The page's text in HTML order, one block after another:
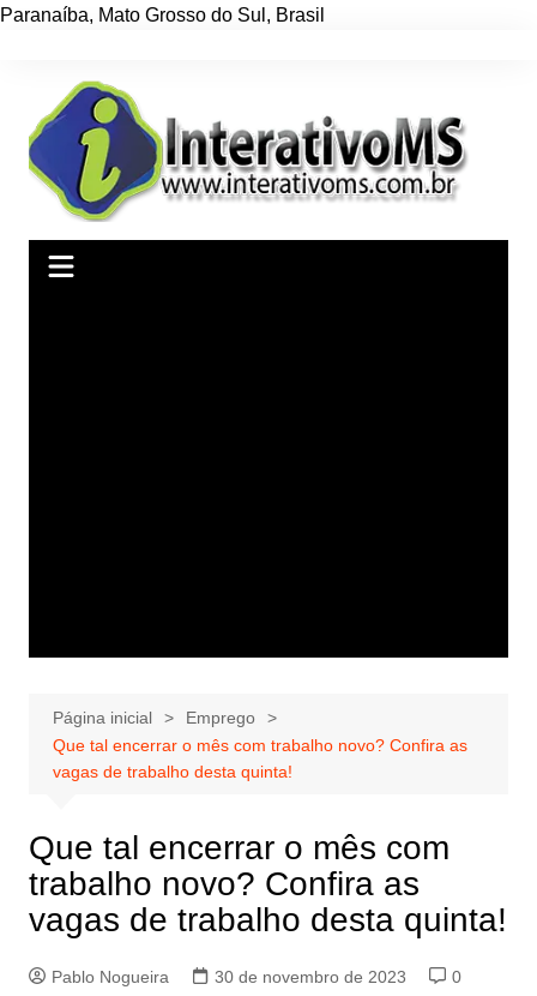
Paranaíba, Mato Grosso do Sul , Brasil
conteúdo
Página inicial
Emprego
Que tal encerrar o mês com trabalho novo? Confira as
vagas de trabalho desta quinta!
Que tal encerrar o mês com
trabalho novo? Confira as
vagas de trabalho desta quinta!
Pablo Nogueira 30 de novembro de 2023
0